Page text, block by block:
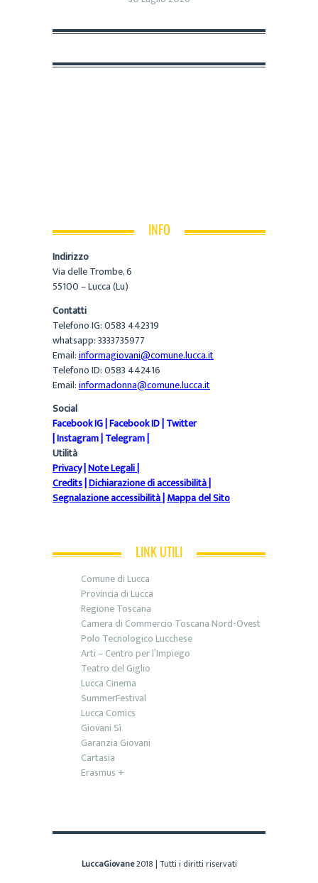
INFO
Indirizzo
Via delle Trombe, 6
55100 – Lucca (Lu)
Contatti
Telefono IG: 0583 442319
whatsapp: 3333735977
Email:informagiovani@comune.lucca.it
Telefono ID: 0583 442416
Email:informadonna@comune.lucca.it
Social
Facebook IG|Facebook ID|Twitter
|Instagram|Telegram|
Utilità
Privacy|Note Legali|
Credits|Dichiarazione di accessibilità|
Segnalazione accessibilità|Mappa del Sito
LINK UTILI
Comune di Lucca
Provincia di Lucca
Regione Toscana
Camera di Commercio Toscana Nord-Ovest
Polo Tecnologico Lucchese
Arti – Centro per l’Impiego
Teatro del Giglio
Lucca Cinema
SummerFestival
Lucca Comics
Giovani Sì
Garanzia Giovani
Cartasia
Erasmus +
LuccaGiovane2018 | Tutti i diritti riservati